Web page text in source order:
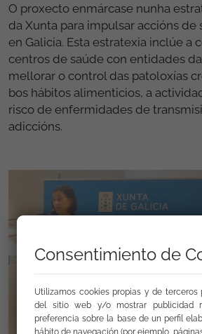
O proxecto enmárcase nunha
da Xunta para impulsar accións de
en Galicia. Esta estratexia inclúe a
centros de saúde con entidades
mellorar o control das patoloxías
bos hábitos alimenticios, a
risco de enfermidades de
adiccións.
Consentimiento de
Utilizamos cookies propias y de terceros
del sitio web y/o mostrar publicidad
preferencia sobre la base de un perfil
hábito de navegación (por ejemplo,